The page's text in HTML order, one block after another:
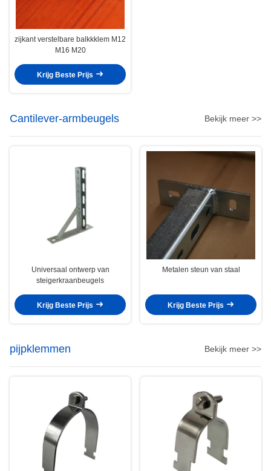
zijkant verstelbare balkkklem M12
M16 M20
Krijg Beste Prijs
Cantilever-armbeugels Bekijk meer >>
Universaal ontwerp van
steigerkraanbeugels
Krijg Beste Prijs
Metalen steun van staal
Krijg Beste Prijs
pijpklemmen Bekijk meer >>